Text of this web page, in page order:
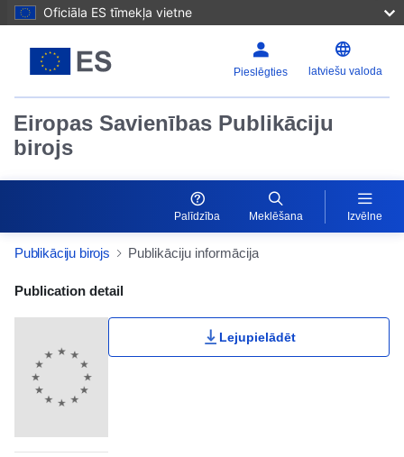
Oficiāla ES tīmekļa vietne
Pieslēgties latviešu valoda
Eiropas Savienības Publikāciju
birojs
Palīdzība Meklēšana Izvēlne
Publikāciju birojs Publikāciju informācija
Publication Detail Actions Portlet
Publication detail
Lejupielādēt